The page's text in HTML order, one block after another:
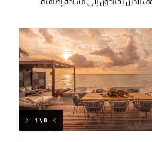
1 \ 8